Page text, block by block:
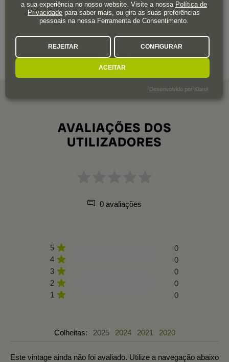
A filosofia desta adega consiste em nunca comprometer a
qualidade e prestar a máxima atenção aos detalhes em tudo o
que fazem, seguindo técnicas de viticultura sustentável.
SOBRE A ADEGA
AVALIAÇÕES DOS
UTILIZADORES
0 avaliações
5
0
4
0
3
0
2
0
1
0
Colheitas: 2025 2024 2021 2020
Este vintage ainda não foi avaliado. Utilize a navegação abaixo
a sua experiência no nosso website. Visite a nossa Política de
Privacidade para saber mais, ou gira as suas preferências
pessoais na nossa Ferramenta de Consentimento.
REJEITAR CONFIGURAR
ACEITAR
Desenvolvido por Klaro!